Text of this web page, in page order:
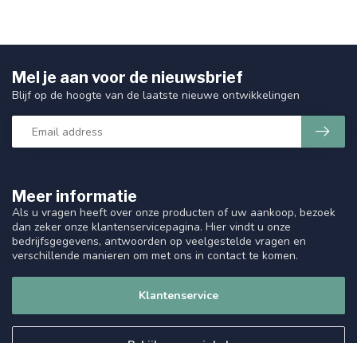
Meer informatie
Als u vragen heeft over onze producten of uw aankoop, bezoek
dan zeker onze klantenservicepagina. Hier vindt u onze
bedrijfsgegevens, antwoorden op veelgestelde vragen en
verschillende manieren om met ons in contact te komen.
Klantenservice
Mel je aan voor de nieuwsbrief
Blijf op de hoogte van de laatste nieuwe ontwikkelingen